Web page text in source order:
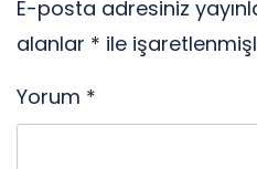
E-posta adresiniz
alanlar * ile
Yorum *